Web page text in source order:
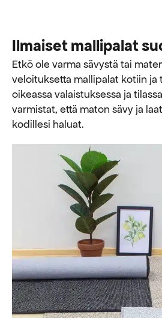
Ilmaiset mallipalat
Etkö ole varma sävystä tai
veloituksetta mallipalat kotiin ja
oikeassa valaistuksessa ja
varmistat, että maton sävy ja
kodillesi haluat.